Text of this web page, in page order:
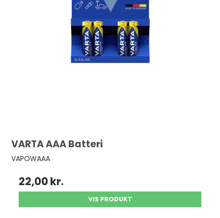
VARTA AAA Batteri
VAPOWAAA
22,00 kr.
VIS PRODUKT